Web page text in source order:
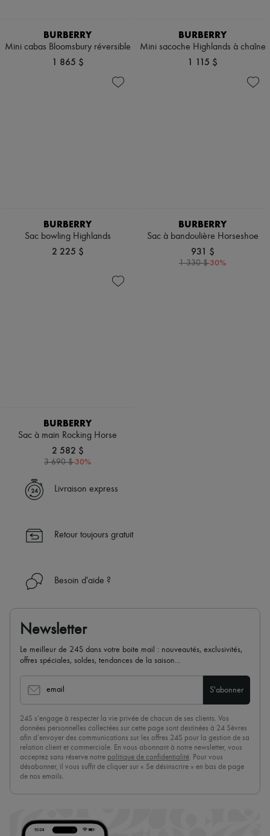
BURBERRY
Mini cabas Bloomsbury réversible
1 865 $
BURBERRY
Mini sacoche Highlands à chaîne
1 115 $
BURBERRY
Sac bowling Highlands​
2 225 $
BURBERRY
Sac à bandoulière Horseshoe
931 $
1 330 $-30%
BURBERRY
Sac à main Rocking Horse
2 582 $
3 690 $-30%
Livraison express
Retour toujours gratuit
Besoin d'aide ?
Newsletter
Le meilleur de 24S dans votre boite mail : nouveautés, exclusivités,
offres spéciales, soldes, tendances de la saison...
email S'abonner
24S s’engage à respecter la vie privée de chacun de ses clients. Vos
données personnelles collectées sur cette page sont destinées à 24 Sèvres
afin d’envoyer des communications sur les offres 24S pour la gestion de sa
relation client et commerciale. En vous abonnant à notre newsletter, vous
acceptez sans réserve notre politique de confidentialité. Pour vous
désabonner, il vous suffit de cliquer sur « Se désinscrire » en bas de page
de nos emails.